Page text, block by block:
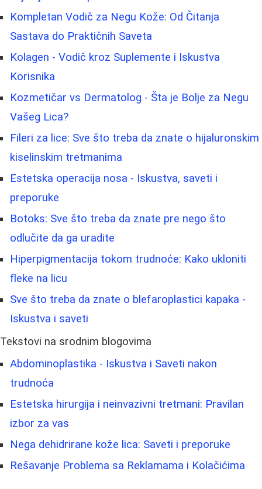
Kompletan Vodič za Negu Kože: Od Čitanja
Sastava do Praktičnih Saveta
Kolagen - Vodič kroz Suplemente i Iskustva
Korisnika
Kozmetičar vs Dermatolog - Šta je Bolje za Negu
Vašeg Lica?
Fileri za lice: Sve što treba da znate o hijaluronskim
kiselinskim tretmanima
Estetska operacija nosa - Iskustva, saveti i
preporuke
Botoks: Sve što treba da znate pre nego što
odlučite da ga uradite
Hiperpigmentacija tokom trudnoće: Kako ukloniti
fleke na licu
Sve što treba da znate o blefaroplastici kapaka -
Iskustva i saveti
Tekstovi na srodnim blogovima
Abdominoplastika - Iskustva i Saveti nakon
trudnoća
Estetska hirurgija i neinvazivni tretmani: Pravilan
izbor za vas
Nega dehidrirane kože lica: Saveti i preporuke
Rešavanje Problema sa Reklamama i Kolačićima